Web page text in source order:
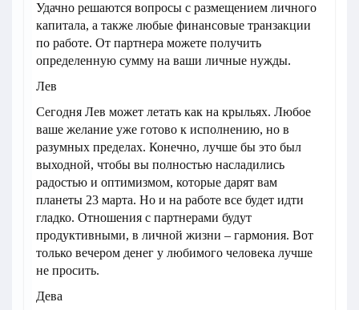
Удачно решаются вопросы с размещением личного
капитала, а также любые финансовые транзакции
по работе. От партнера можете получить
определенную сумму на ваши личные нужды.
Лев
Сегодня Лев может летать как на крыльях. Любое
ваше желание уже готово к исполнению, но в
разумных пределах. Конечно, лучше бы это был
выходной, чтобы вы полностью насладились
радостью и оптимизмом, которые дарят вам
планеты 23 марта. Но и на работе все будет идти
гладко. Отношения с партнерами будут
продуктивными, в личной жизни – гармония. Вот
только вечером денег у любимого человека лучше
не просить.
Дева